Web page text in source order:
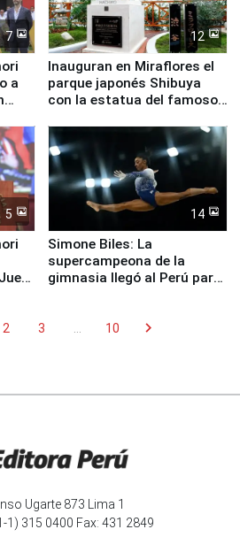
7
a
12
Inauguran en Miraflores el
parque japonés Shibuya
con la estatua del famoso
5 14
Simone Biles: La
supercampeona de la
gimnasia llegó al Perú para
2 3 10 chevron_right
Ugarte 873 Lima 1
1) 315 0400 Fax: 431 2849